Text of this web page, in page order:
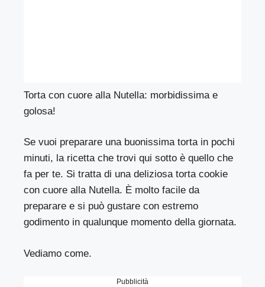
Torta con cuore alla Nutella: morbidissima e
golosa!
Se vuoi preparare una buonissima torta in pochi
minuti, la ricetta che trovi qui sotto è quello che
fa per te. Si tratta di una deliziosa torta cookie
con cuore alla Nutella. È molto facile da
preparare e si può gustare con estremo
godimento in qualunque momento della giornata.
Vediamo come.
Pubblicità